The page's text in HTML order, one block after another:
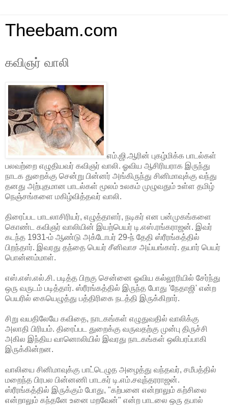
Theebam.com
கவிஞர் வாலி
எம்.ஜி.ஆரின் புகழ்மிக்க பாடல்கள்
பலவற்றை எழுதியவர் கவிஞர் வாலி. ஓவிய ஆசிரியராக இருந்து
நாடக துறைக்கு சென்று பின்னர் அங்கிருந்து சினிமாவுக்கு வந்து
தனது அற்புதமான பாடல்கள் மூலம் உலகம் முழுவதும் உள்ள தமிழ்
நெஞ்சங்களை மகிழ்வித்தவர் வாலி.
திரைப்பட பாடலாசிரியர், எழுத்தாளர், நடிகர் என பன்முகங்களை
கொண்ட கவிஞர் வாலியின் இயற்பெயர் டி.எஸ்.ரங்கராஜன். இவர்
கடந்த 1931-ம் ஆண்டு அக்டோபர் 29-ந் தேதி ஸ்ரீரங்கத்தில்
பிறந்தார். இவரது தந்தை பெயர் சீனிவாச அய்யங்கார். தயார் பெயர்
பொன்னம்மாள்.
எஸ்.எஸ்.எல்.சி. படித்த பிறகு சென்னை ஓவிய கல்லூரியில் சேர்ந்து
ஒரு வருடம் படித்தார். ஸ்ரீரங்கத்தில் இருந்த போது 'நேதாஜி' என்ற
பெயரில் கையெழுத்து பத்திரிகை நடத்தி இருக்கிறார்.
சிறு வயதிலேயே கவிதை, நாடகங்கள் எழுதுவதில் வாலிக்கு
அலாதி பிரியம். திரைப்பட துறைக்கு வருவதற்கு முன்பு திருச்சி
அகில இந்திய வானொலியில் இவரது நாடகங்கள் ஒலிபரப்பாகி
இருக்கின்றன.
வாலியை சினிமாவுக்கு பாட்டெழுத அழைத்து வந்தவர், சமீபத்தில்
மறைந்த பிரபல பின்னணி பாடகர் டி.எம்.சவுந்தரராஜன்.
ஸ்ரீரங்கத்தில் இருக்கும் போது, "கற்பனை என்றாலும் கற்சிலை
என்றாலும் கந்தனே உனை மறவேன்" என்ற பாடலை ஒரு தபால்